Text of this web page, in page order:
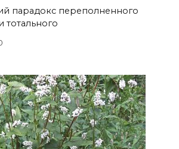
парадокс переполненного
тотального